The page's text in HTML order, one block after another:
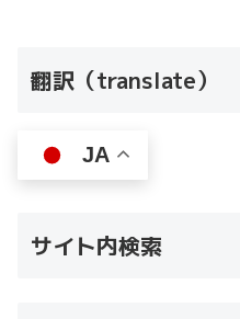
翻訳（translate）
JA
サイト内検索